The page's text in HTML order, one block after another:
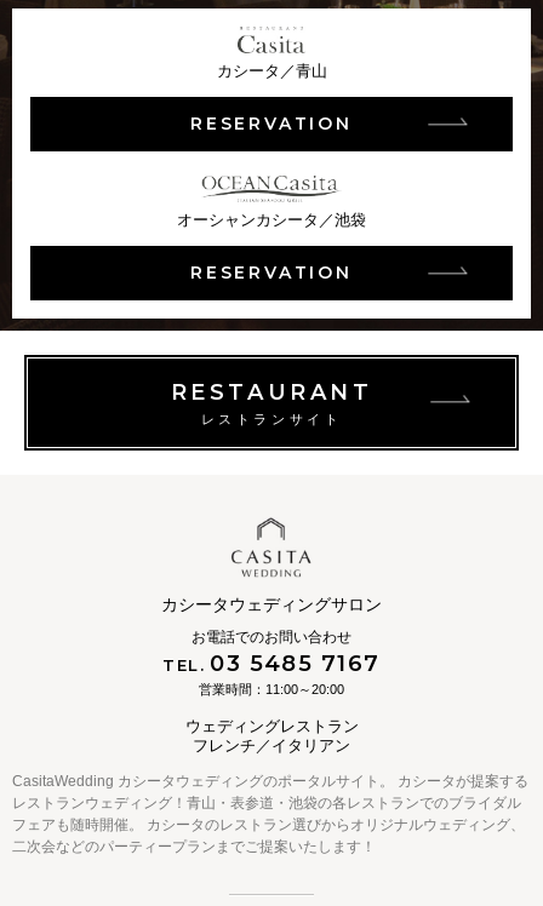
カシータ／青山
RESERVATION
オーシャンカシータ／池袋
RESERVATION
RESTAURANT
レストランサイト
カシータウェディングサロン
お電話でのお問い合わせ
TEL. 03 5485 7167
営業時間：11:00～20:00
ウェディングレストラン
フレンチ／イタリアン
CasitaWedding カシータウェディングのポータルサイト。
カシータが提案する
レストランウェディング！青山・表参道・池袋の各レストランでのブライダル
フェアも随時開催。
カシータのレストラン選びからオリジナルウェディング、
二次会などのパーティープランまでご提案いたします！